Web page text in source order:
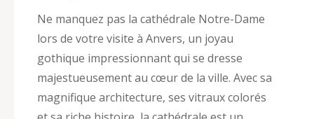
Ne manquez pas la cathédrale Notre-Dame
lors de votre visite à Anvers, un joyau
gothique impressionnant qui se dresse
majestueusement au cœur de la ville. Avec sa
magnifique architecture, ses vitraux colorés